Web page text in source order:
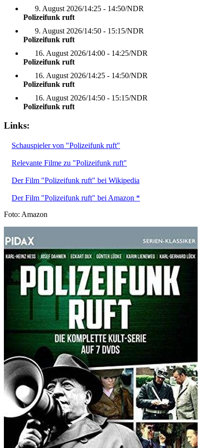
9. August 2026/14:25 - 14:50/NDR
Polizeifunk ruft
9. August 2026/14:50 - 15:15/NDR
Polizeifunk ruft
16. August 2026/14:00 - 14:25/NDR
Polizeifunk ruft
16. August 2026/14:25 - 14:50/NDR
Polizeifunk ruft
16. August 2026/14:50 - 15:15/NDR
Polizeifunk ruft
Links:
Schauspieler von "Polizeifunk ruft"
Relevante Filme zu "Polizeifunk ruft"
Der Film "Polizeifunk ruft" bei Wikipedia
Der Film "Polizeifunk ruft" bei Amazon *
Foto: Amazon